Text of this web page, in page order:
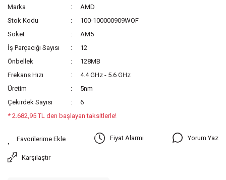
Marka
AMD
Stok Kodu
100-100000909WOF
Soket
AM5
İş Parçacığı Sayısı
12
Önbellek
128MB
Frekans Hızı
4.4 GHz - 5.6 GHz
Üretim
5nm
Çekirdek Sayısı
6
* 2.682,95 TL den başlayan taksitlerle!
Fiyat Alarmı Yorum Yaz
Karşılaştır